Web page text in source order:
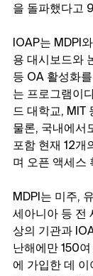
을 돌파했다고
IOAP는 MDPI
용 대시보드와
등 OA 활성화
는 프로그램이
드 대학교, MIT
물론, 국내에서
포함 현재 12개
며 오픈 액세스
MDPI는 미주,
세아니아 등 전
상의 기관과
난해에만 150
에 가입한 데 이